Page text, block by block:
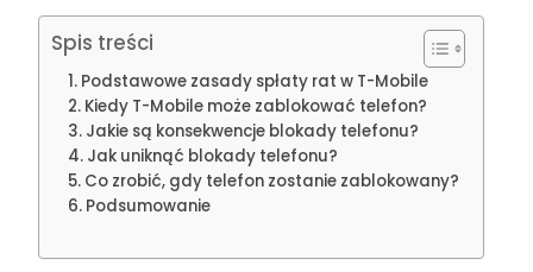
Spis treści
Podstawowe zasady spłaty rat w T-Mobile
Kiedy T-Mobile może zablokować telefon?
Jakie są konsekwencje blokady telefonu?
Jak uniknąć blokady telefonu?
Co zrobić, gdy telefon zostanie zablokowany?
Podsumowanie